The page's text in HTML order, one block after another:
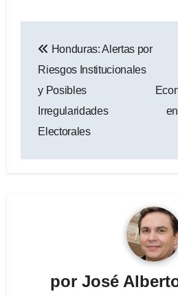
de
entradas
Honduras: Alertas por
Riesgos Institucionales
y Posibles
Irregularidades
Electorales
por José